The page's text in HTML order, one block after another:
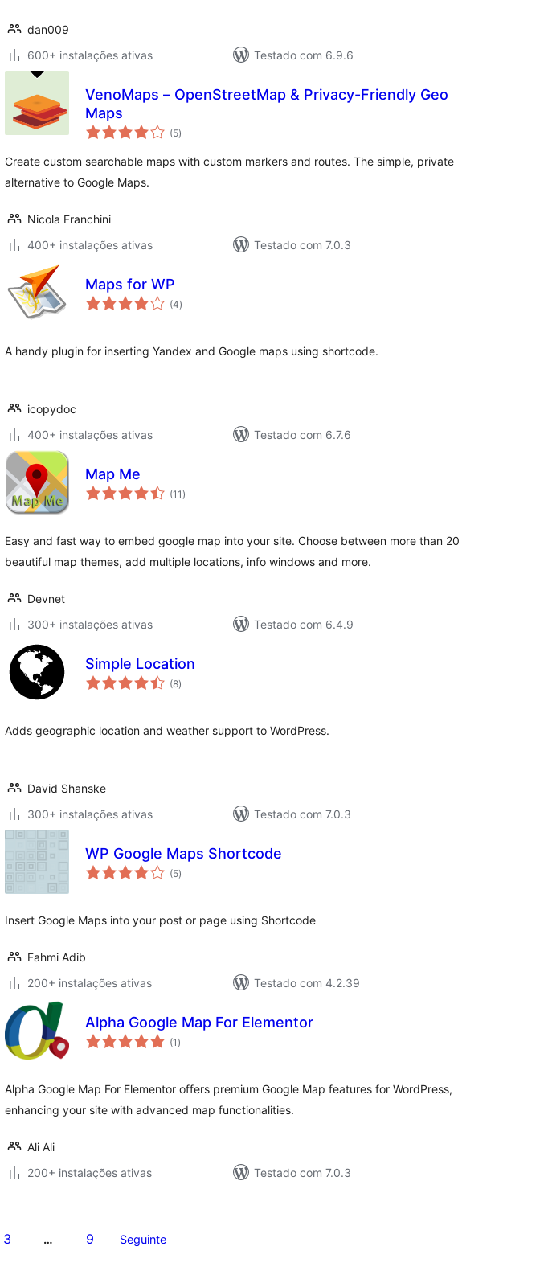
dan009
600+ instalações ativas
Testado com 6.9.6
VenoMaps – OpenStreetMap & Privacy-Friendly Geo
Maps
(5avaliações
totais
)
Create custom searchable maps with custom markers and routes. The simple, private
alternative to Google Maps.
Nicola Franchini
400+ instalações ativas
Testado com 7.0.3
Maps for WP
(4avaliações
totais
)
A handy plugin for inserting Yandex and Google maps using shortcode.
icopydoc
400+ instalações ativas
Testado com 6.7.6
Map Me
(11 avaliações
totais
)
Easy and fast way to embed google map into your site. Choose between more than 20
beautiful map themes, add multiple locations, info windows and more.
Devnet
300+ instalações ativas
Testado com 6.4.9
Simple Location
(8avaliações
totais
)
Adds geographic location and weather support to WordPress.
David Shanske
300+ instalações ativas
Testado com 7.0.3
WP Google Maps Shortcode
(5avaliações
totais
)
Insert Google Maps into your post or page using Shortcode
Fahmi Adib
200+ instalações ativas
Testado com 4.2.39
Alpha Google Map For Elementor
(1 avaliações
totais
)
Alpha Google Map For Elementor offers premium Google Map features for WordPress,
enhancing your site with advanced map functionalities.
Ali Ali
200+ instalações ativas
Testado com 7.0.3
3 … 9 Seguinte